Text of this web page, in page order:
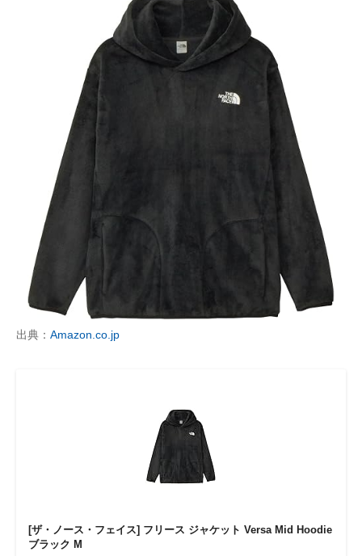
出典： Amazon.co.jp
[ザ・ノース・フェイス] フリース ジャケット Versa Mid Hoodie
ブラック M